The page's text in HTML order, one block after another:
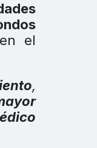
en el
,